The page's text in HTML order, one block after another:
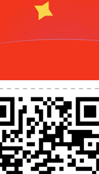
pour vos transferts
de vos devises.
sans frais
dès aujourd'hui !